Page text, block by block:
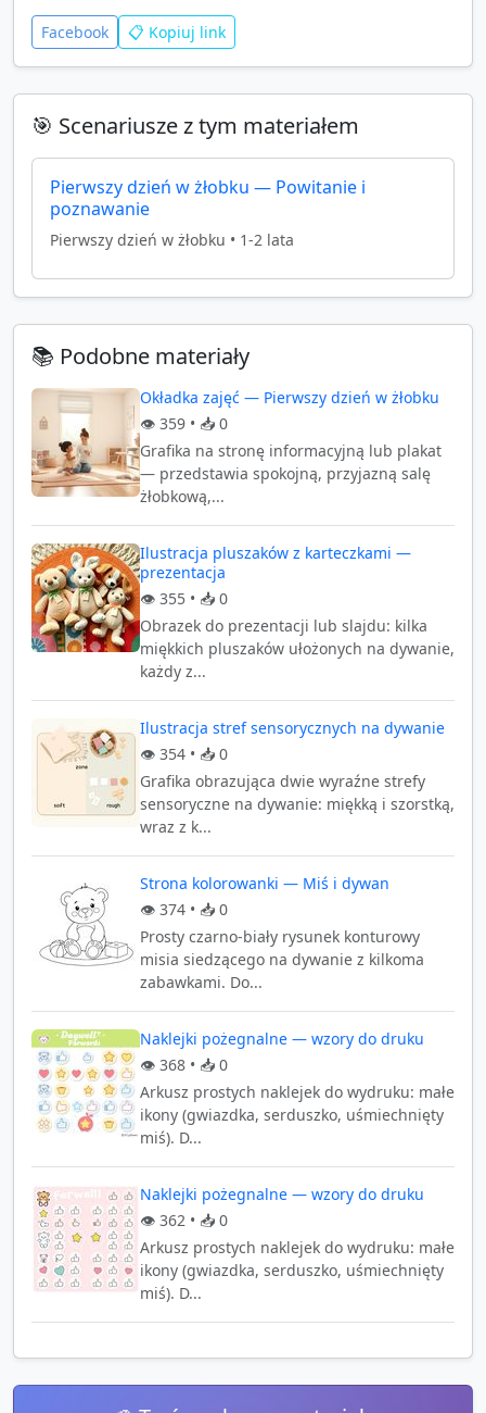
Facebook 📋 Kopiuj link
🎯 Scenariusze z tym materiałem
Pierwszy dzień w żłobku — Powitanie i
poznawanie
Pierwszy dzień w żłobku • 1-2 lata
📚 Podobne materiały
Okładka zajęć — Pierwszy dzień w żłobku
👁️ 359 • 📥 0
Grafika na stronę informacyjną lub plakat
— przedstawia spokojną, przyjazną salę
żłobkową,...
Ilustracja pluszaków z karteczkami —
prezentacja
👁️ 355 • 📥 0
Obrazek do prezentacji lub slajdu: kilka
miękkich pluszaków ułożonych na dywanie,
każdy z...
Ilustracja stref sensorycznych na dywanie
👁️ 354 • 📥 0
Grafika obrazująca dwie wyraźne strefy
sensoryczne na dywanie: miękką i szorstką,
wraz z k...
Strona kolorowanki — Miś i dywan
👁️ 374 • 📥 0
Prosty czarno-biały rysunek konturowy
misia siedzącego na dywanie z kilkoma
zabawkami. Do...
Naklejki pożegnalne — wzory do druku
👁️ 368 • 📥 0
Arkusz prostych naklejek do wydruku: małe
ikony (gwiazdka, serduszko, uśmiechnięty
miś). D...
Naklejki pożegnalne — wzory do druku
👁️ 362 • 📥 0
Arkusz prostych naklejek do wydruku: małe
ikony (gwiazdka, serduszko, uśmiechnięty
miś). D...